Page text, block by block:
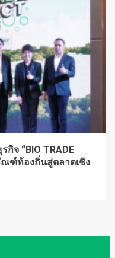
กิจ “BIO TRADE
ณฑ์ท้องถิ่นสู่ตลาดเชิง